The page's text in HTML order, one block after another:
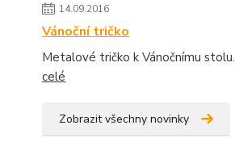
14.09.2016
Vánoční tričko
Metalové tričko k Vánočnímu stolu.
celé
Zobrazit všechny novinky